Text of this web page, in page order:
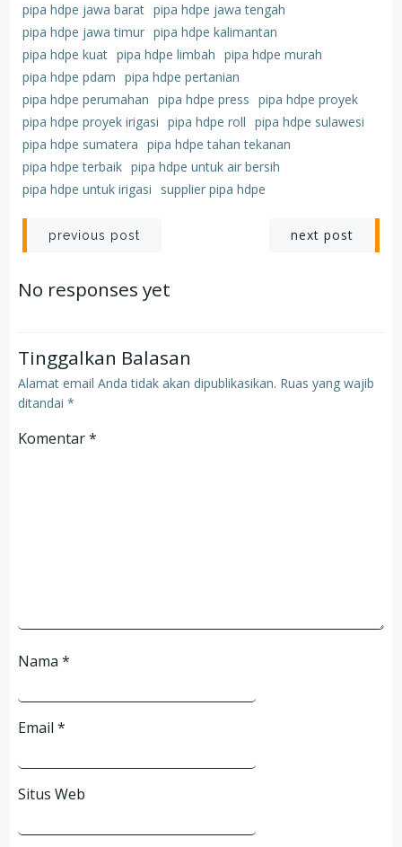
pipa hdpe jawa barat pipa hdpe jawa tengah
pipa hdpe jawa timur pipa hdpe kalimantan
pipa hdpe kuat pipa hdpe limbah pipa hdpe murah
pipa hdpe pdam pipa hdpe pertanian
pipa hdpe perumahan pipa hdpe press pipa hdpe proyek
pipa hdpe proyek irigasi pipa hdpe roll pipa hdpe sulawesi
pipa hdpe sumatera pipa hdpe tahan tekanan
pipa hdpe terbaik pipa hdpe untuk air bersih
pipa hdpe untuk irigasi
supplier pipa hdpe
Post
navigation
previous post next post
No responses yet
Tinggalkan Balasan
Alamat email Anda tidak akan dipublikasikan. Ruas yang wajib
ditandai *
Komentar*
Nama *
Email *
Situs Web